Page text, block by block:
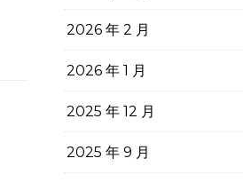
2026 年 2 月
2026 年 1 月
2025 年 12 月
2025 年 9 月